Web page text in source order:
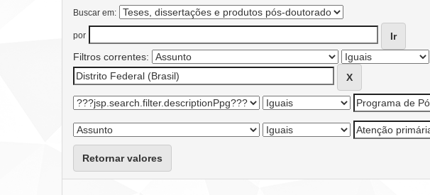
Buscar em:
por
Filtros correntes:
Retornar valores